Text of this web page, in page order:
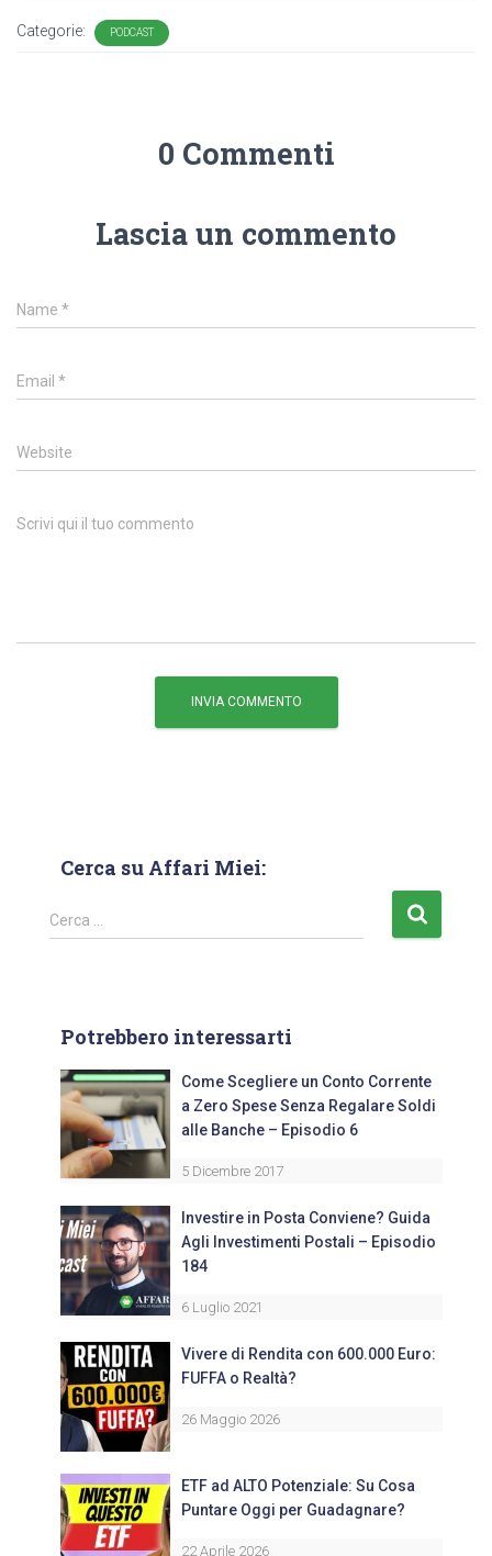
Categorie: PODCAST
0 Commenti
Lascia un commento
Name *
Email *
Website
Scrivi qui il tuo commento
Cerca su Affari Miei:
Cerca …
Potrebbero interessarti
Come Scegliere un Conto Corrente
a Zero Spese Senza Regalare Soldi
alle Banche – Episodio 6
5 Dicembre 2017
Investire in Posta Conviene? Guida
Agli Investimenti Postali – Episodio
184
6 Luglio 2021
Vivere di Rendita con 600.000 Euro:
FUFFA o Realtà?
26 Maggio 2026
ETF ad ALTO Potenziale: Su Cosa
Puntare Oggi per Guadagnare?
22 Aprile 2026